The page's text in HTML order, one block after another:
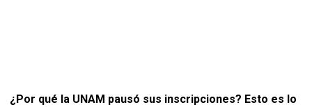
¿Por qué la UNAM pausó sus inscripciones? Esto es lo